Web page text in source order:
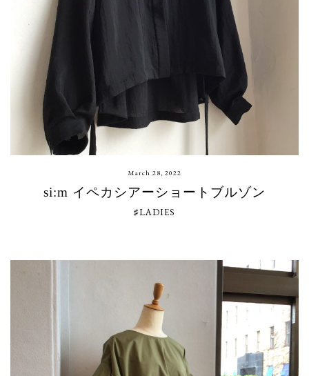
March 28, 2022
si:m イペカシアーショートブルゾン
♯LADIES